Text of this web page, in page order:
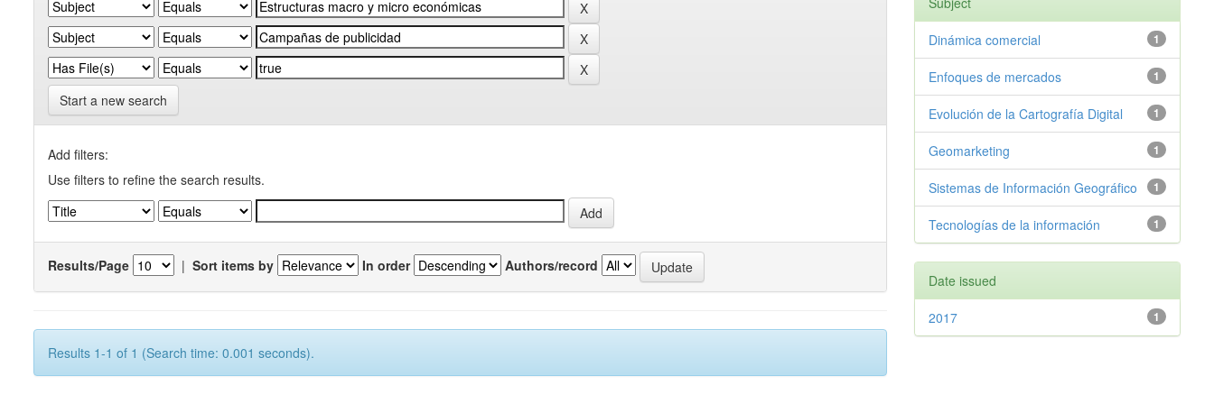
Start a new search
Add filters:
Use filters to refine the search results.
Results/Page | Sort items by In order Authors/record
Results 1-1 of 1 (Search time: 0.001 seconds).
1
Dinámica comercial
1
Enfoques de mercados
1
Evolución de la Cartografía Digital
1
Geomarketing
1
Sistemas de Información Geográfico
1
Tecnologías de la información
Date issued
1
2017